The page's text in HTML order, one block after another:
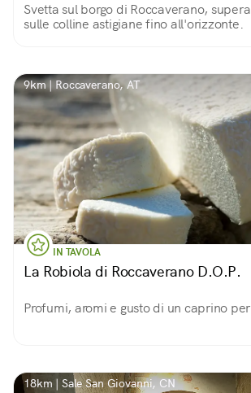
Svetta sul borgo di Roccaverano,
sulle colline astigiane fino all'orizzonte.
9km | Roccaverano, AT
IN TAVOLA
La Robiola di Roccaverano D.O.P.
Profumi, aromi e gusto di un caprino
18km | Sale San Giovanni, CN